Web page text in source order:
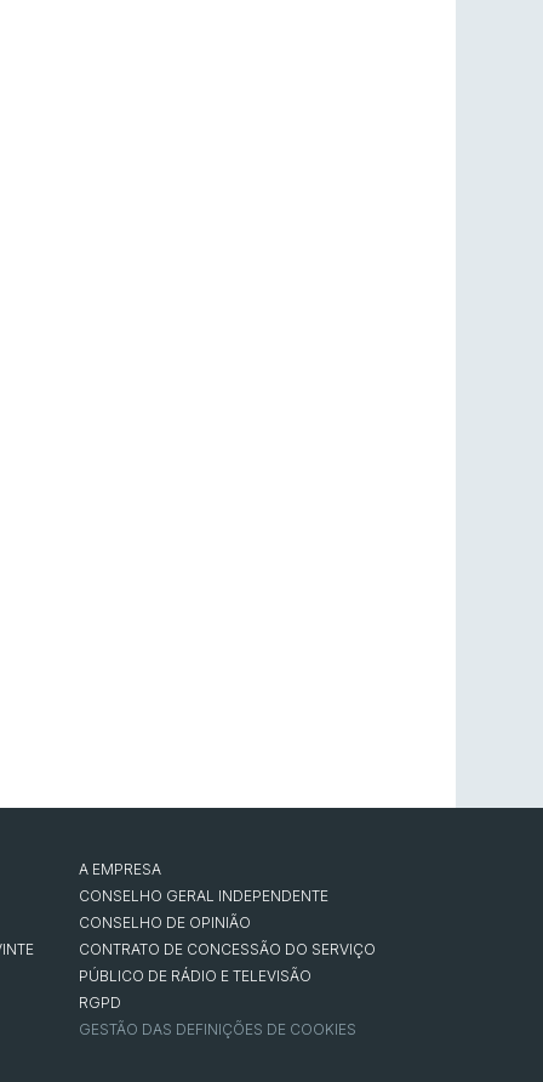
A EMPRESA
CONSELHO GERAL INDEPENDENTE
CONSELHO DE OPINIÃO
CONTRATO DE CONCESSÃO DO SERVIÇO
PÚBLICO DE RÁDIO E TELEVISÃO
RGPD
GESTÃO DAS DEFINIÇÕES DE COOKIES